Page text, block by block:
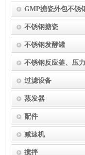
GMP搪瓷外包不锈
不锈钢搪瓷
不锈钢发酵罐
不锈钢反应釜、压
器
过滤设备
蒸发器
配件
减速机
搅拌